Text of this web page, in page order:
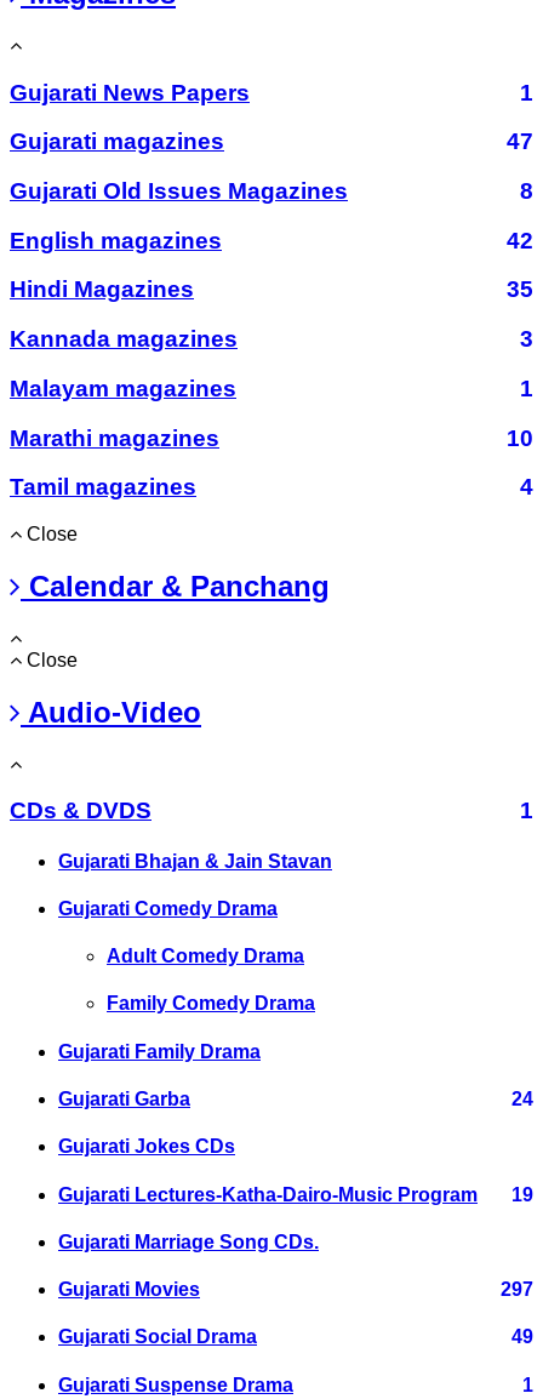
Gujarati News Papers
1
Gujarati magazines
47
Gujarati Old Issues Magazines
8
English magazines
42
Hindi Magazines
35
Kannada magazines
3
Malayam magazines
1
Marathi magazines
10
Tamil magazines
4
Close
Calendar & Panchang
Close
Audio-Video
CDs & DVDS 1
Gujarati Bhajan & Jain Stavan
Gujarati Comedy Drama
Adult Comedy Drama
Family Comedy Drama
Gujarati Family Drama
Gujarati Garba 24
Gujarati Jokes CDs
Gujarati Lectures-Katha-Dairo-Music Program 19
Gujarati Marriage Song CDs.
Gujarati Movies 297
Gujarati Social Drama 49
Gujarati Suspense Drama 1